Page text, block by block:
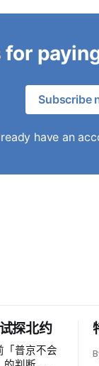
Subscribe
have an
探北约
「普京不会